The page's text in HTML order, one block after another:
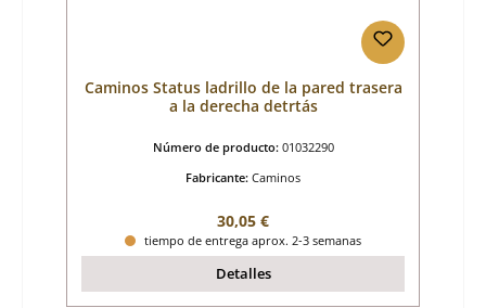
Caminos Status ladrillo de la pared trasera
a la derecha detrtás
Número de producto: 01032290
Fabricante: Caminos
Precio normal:
30,05 €
tiempo de entrega aprox. 2-3 semanas
Detalles